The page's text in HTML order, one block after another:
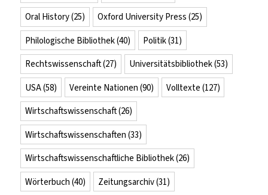
Oral History(25) Oxford University Press (25)
Philologische Bibliothek(40) Politik(31)
Rechtswissenschaft(27) Universitätsbibliothek(53)
USA(58) Vereinte Nationen (90) Volltexte (127)
Wirtschaftswissenschaft(26)
Wirtschaftswissenschaften (33)
Wirtschaftswissenschaftliche Bibliothek(26)
Wörterbuch (40) Zeitungsarchiv(31)